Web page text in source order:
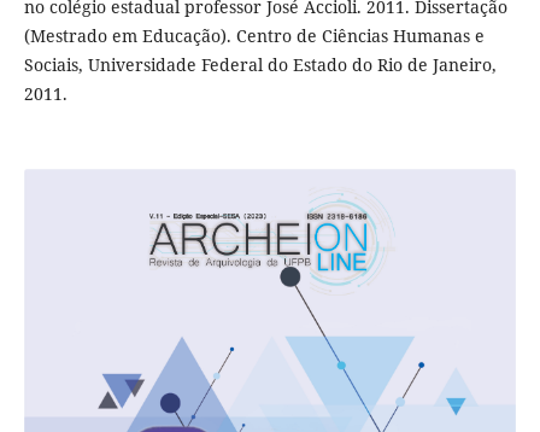
no colégio estadual professor José Accioli. 2011. Dissertação
(Mestrado em Educação). Centro de Ciências Humanas e
Sociais, Universidade Federal do Estado do Rio de Janeiro,
2011.